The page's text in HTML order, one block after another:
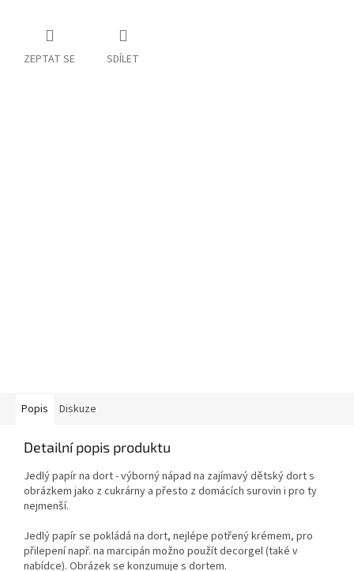
ZEPTAT SE SDÍLET
Popis Diskuze
Detailní popis produktu
Jedlý papír na dort - výborný nápad na zajímavý dětský dort s
obrázkem jako z cukrárny a přesto z domácích surovin i pro ty
nejmenší.
Jedlý papír se pokládá na dort, nejlépe potřený krémem, pro
přilepení např. na marcipán možno použít decorgel (také v
nabídce). Obrázek se konzumuje s dortem.